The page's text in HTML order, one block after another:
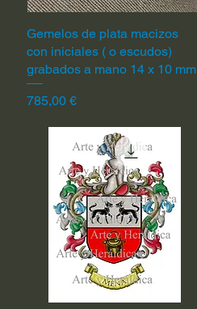
Vista rápida
Gemelos de plata macizos
con iniciales ( o escudos)
grabados a mano 14 x 10 mm
Precio
785,00 €